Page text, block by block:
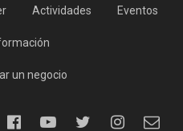
Actividades Eventos
un negocio